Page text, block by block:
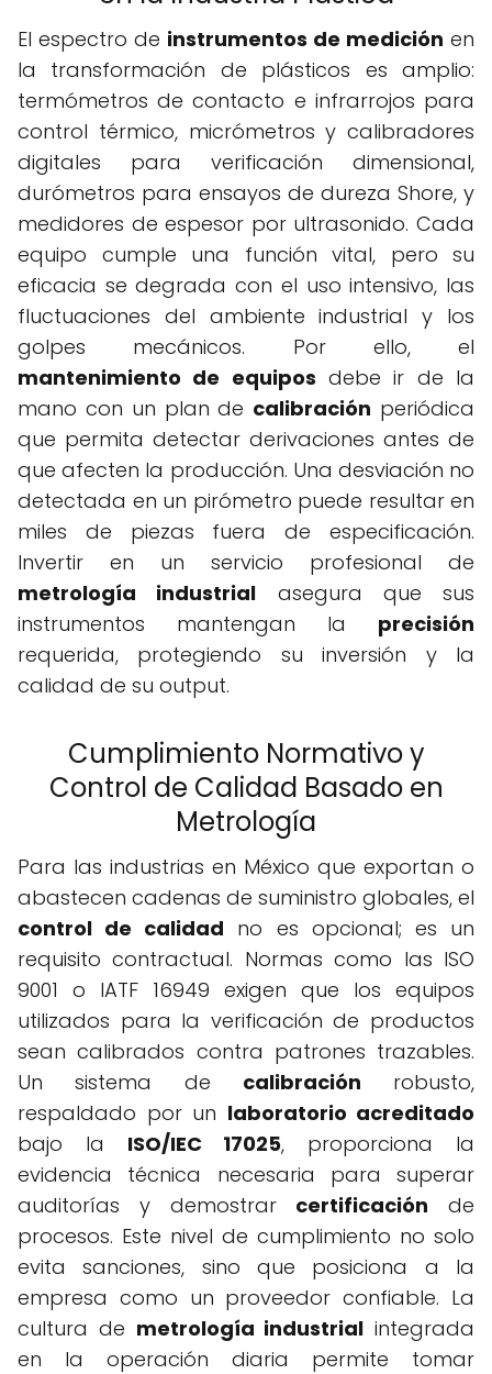
El espectro de instrumentos de medición en
la transformación de plásticos es amplio:
termómetros de contacto e infrarrojos para
control térmico, micrómetros y calibradores
digitales para verificación dimensional,
durómetros para ensayos de dureza Shore, y
medidores de espesor por ultrasonido. Cada
equipo cumple una función vital, pero su
eficacia se degrada con el uso intensivo, las
fluctuaciones del ambiente industrial y los
golpes mecánicos. Por ello, el
mantenimiento de equipos debe ir de la
mano con un plan de calibración periódica
que permita detectar derivaciones antes de
que afecten la producción. Una desviación no
detectada en un pirómetro puede resultar en
miles de piezas fuera de especificación.
Invertir en un servicio profesional de
metrología industrial asegura que sus
instrumentos mantengan la precisión
requerida, protegiendo su inversión y la
calidad de su output.
Cumplimiento Normativo y
Control de Calidad Basado en
Metrología
Para las industrias en México que exportan o
abastecen cadenas de suministro globales, el
control de calidad no es opcional; es un
requisito contractual. Normas como las ISO
9001 o IATF 16949 exigen que los equipos
utilizados para la verificación de productos
sean calibrados contra patrones trazables.
Un sistema de calibración robusto,
respaldado por un laboratorio acreditado
bajo la ISO/IEC 17025, proporciona la
evidencia técnica necesaria para superar
auditorías y demostrar certificación de
procesos. Este nivel de cumplimiento no solo
evita sanciones, sino que posiciona a la
empresa como un proveedor confiable. La
cultura de metrología industrial integrada
en la operación diaria permite tomar